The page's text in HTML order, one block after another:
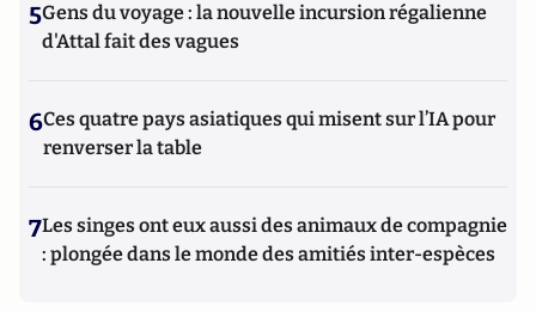
5Gens du voyage : la nouvelle incursion régalienne
d'Attal fait des vagues
6Ces quatre pays asiatiques qui misent sur l’IA pour
renverser la table
7Les singes ont eux aussi des animaux de compagnie
: plongée dans le monde des amitiés inter-espèces